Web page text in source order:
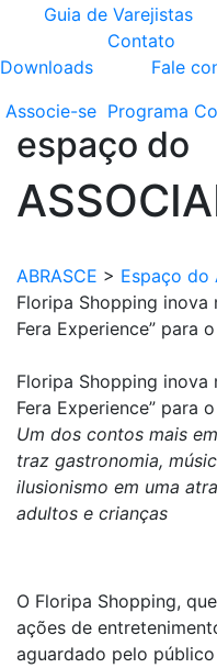
Guia de Varejistas
Downloads
Contato
Fale
Associe-se Programa
espaço do
ABRASCE > Espaço do
Floripa Shopping inova
Fera Experience” para
Floripa Shopping inova
Fera Experience” para
Um dos contos mais
traz gastronomia,
ilusionismo em uma
adultos e crianças
O Floripa Shopping,
ações de
aguardado pelo